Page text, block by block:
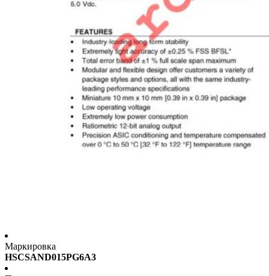
Маркировка
HSCSAND015PG6A3